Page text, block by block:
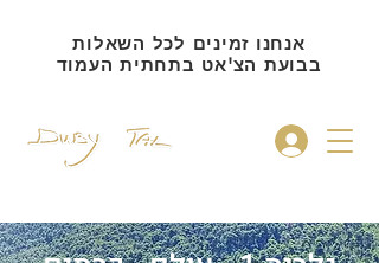
אנחנו זמינים לכל השאלות
בבועת הצ'אט בתחתית העמוד